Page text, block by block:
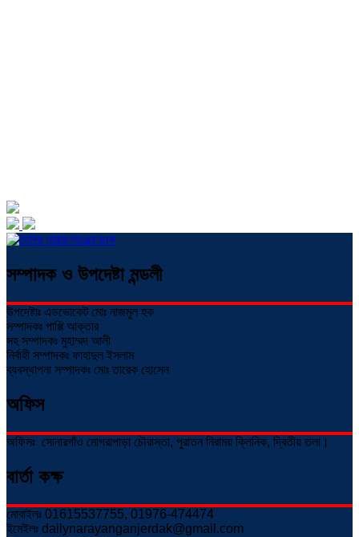
সম্পাদক ও উপদেষ্টা মন্ডলী
উপদেষ্টাঃ এডভোকেট মোঃ নাজমুল হক
সম্পাদকঃ পাপ্পি আক্তার
সহ সম্পাদকঃ মুহাম্মদ আলী
নির্বাহী সম্পাদকঃ ফাহাদুল ইসলাম
ব্যবস্থাপনা সম্পাদকঃ মোঃ তারেক হোসেন
অফিস
অফিসঃ সোনারগাঁও মোগরাপাড়া চৌরাস্তা, পুরাতন নিরাময় ক্লিনিক, দ্বিতীয় তলা।
বার্তা কক্ষ
মোবাইলঃ 01615537755, 01976-474474
ইমেইলঃ dailynarayanganjerdak@gmail.com